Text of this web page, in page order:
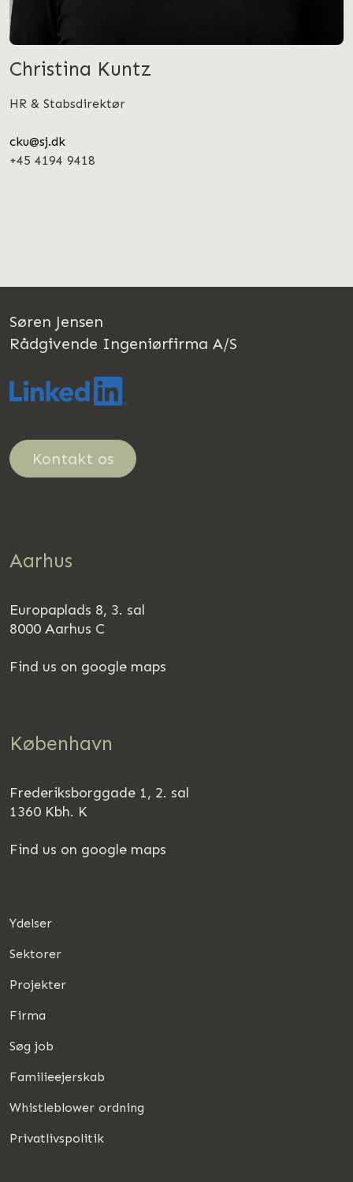
Christina Kuntz
HR & Stabsdirektør
cku@sj.dk
+45 4194 9418
Søren Jensen
Rådgivende Ingeniørfirma A/S
Kontakt os
Aarhus
Europaplads 8, 3. sal
8000 Aarhus C
Find us on google maps
København
Frederiksborggade 1, 2. sal
1360 Kbh. K
Find us on google maps
Ydelser
Sektorer
Projekter
Firma
Søg job
Familieejerskab
Whistleblower ordning
Privatlivspolitik